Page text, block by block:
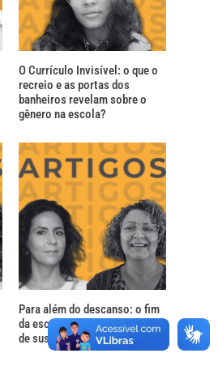
O Currículo Invisível: o que o
recreio e as portas dos
banheiros revelam sobre o
gênero na escola?
Para além do descanso: o fim
da escala 6×1 é uma questão
de sustentação da vida